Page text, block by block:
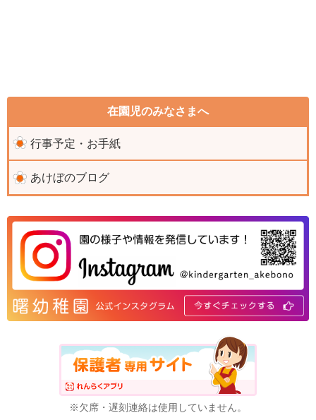
在園児のみなさまへ
行事予定・お手紙
あけぼのブログ
※欠席・遅刻連絡は使用していません。